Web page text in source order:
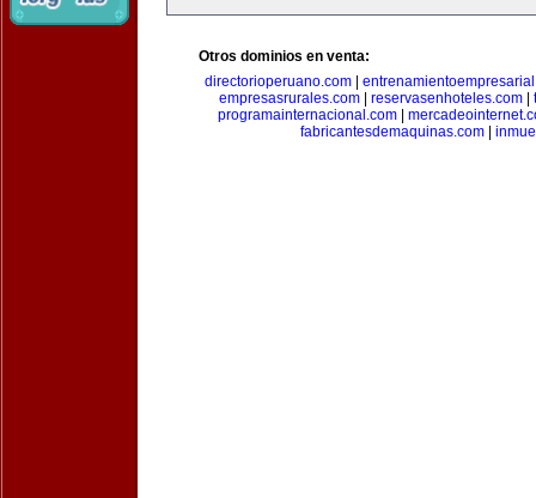
Otros dominios en venta:
directorioperuano.com|
empresasrurales.com
reservasenhoteles.com
programainternacional.com
fabricantesdemaquinas.com